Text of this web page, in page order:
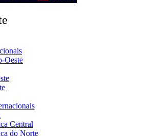
Oeste
Central
do Norte